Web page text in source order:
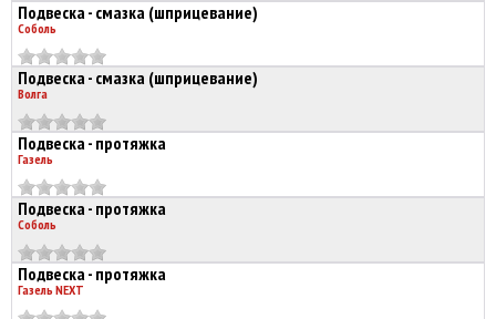
Подвеска - смазка (шприцевание)
Соболь
Подвеска - смазка (шприцевание)
Волга
Подвеска - протяжка
Газель
Подвеска - протяжка
Соболь
Подвеска - протяжка
Газель NEXT